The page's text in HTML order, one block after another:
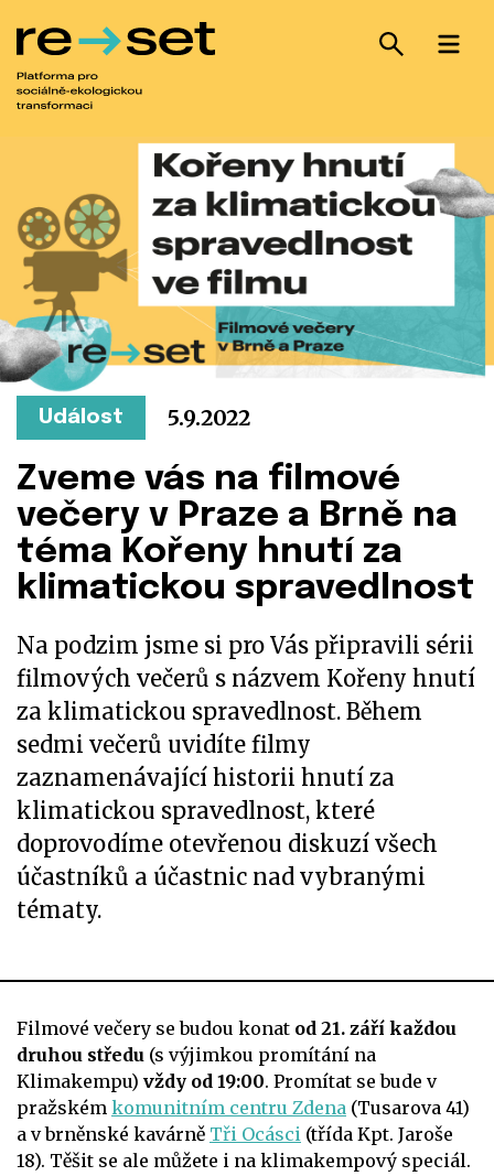
Událost 5.9.2022
Zveme vás na filmové
večery v Praze a Brně na
téma Kořeny hnutí za
klimatickou spravedlnost
Na podzim jsme si pro Vás připravili sérii
filmových večerů s názvem Kořeny hnutí
za klimatickou spravedlnost. Během
sedmi večerů uvidíte filmy
zaznamenávající historii hnutí za
klimatickou spravedlnost, které
doprovodíme otevřenou diskuzí všech
účastníků a účastnic nad vybranými
tématy.
Filmové večery se budou konat od 21. září každou
druhou středu (s výjimkou promítání na
Klimakempu) vždy od 19:00. Promítat se bude v
pražském komunitním centru Zdena (Tusarova 41)
a v brněnské kavárně Tři Ocásci (třída Kpt. Jaroše
18). Těšit se ale můžete i na klimakempový speciál.